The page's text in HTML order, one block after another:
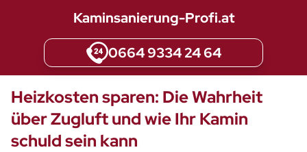
Kaminsanierung-Profi.at
0664 9334 24 64
Heizkosten sparen: Die Wahrheit
über Zugluft und wie Ihr Kamin
schuld sein kann